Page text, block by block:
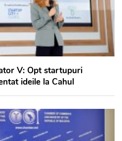
V: Opt startupuri
ideile la Cahul